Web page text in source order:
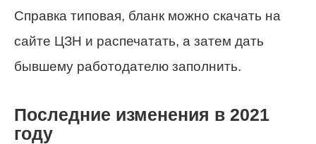
Справка типовая, бланк можно скачать на
сайте ЦЗН и распечатать, а затем дать
бывшему работодателю заполнить.
Последние изменения в 2021
году